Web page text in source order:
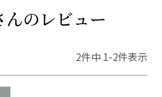
のレビュー
2件中 1 -2件表示